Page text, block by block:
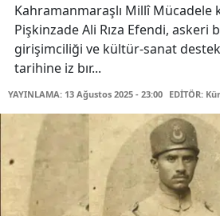
Kahramanmaraşlı Millî Mücadele
Pişkinzade Ali Rıza Efendi, askeri
girişimciliği ve kültür-sanat
tarihine iz bır...
YAYINLAMA: 13 Ağustos 2025 - 23:00 EDİTÖR: